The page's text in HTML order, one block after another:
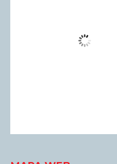
Wind Gust:
Clouds: